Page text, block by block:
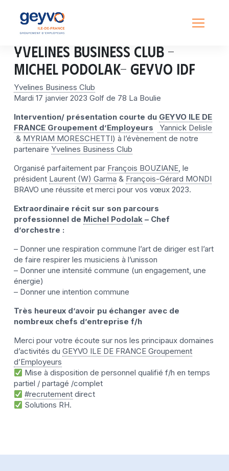
Yvelines Business Club -
Michel Podolak- GEYVO IDF
Yvelines Business Club
Mardi 17 janvier 2023 Golf de 78 La Boulie
Intervention/ présentation courte du GEYVO ILE DE
FRANCE Groupement d’Employeurs
Yannick Delisle
& MYRIAM MORESCHETTI) à l’évènement de notre
partenaire Yvelines Business Club
Organisé parfaitement par François BOUZIANE, le
président Laurent (W) Garma & François-Gérard MONDI
BRAVO une réussite et merci pour vos vœux 2023.
Extraordinaire récit sur son parcours
professionnel de Michel Podolak – Chef
d’orchestre :
– Donner une respiration commune l’art de diriger est l’art
de faire respirer les musiciens à l’unisson
– Donner une intensité commune (un engagement, une
énergie)
– Donner une intention commune
Très heureux d’avoir pu échanger avec de
nombreux chefs d’entreprise f/h
Merci pour votre écoute sur nos les principaux domaines
d’activités du GEYVO ILE DE FRANCE Groupement
d’Employeurs
Mise à disposition de personnel qualifié f/h en temps
partiel / partagé /complet
#recrutement direct
Solutions RH.